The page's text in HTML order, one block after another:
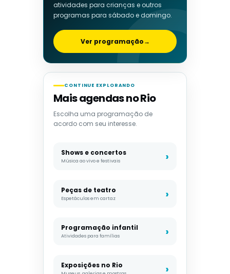
atividades para crianças e outros
programas para sábado e domingo.
Ver programação→
CONTINUE EXPLORANDO
Mais agendas no Rio
Escolha uma programação de
acordo com seu interesse.
Shows e concertos
Música ao vivo e festivais
Peças de teatro
Espetáculos em cartaz
Programação infantil
Atividades para famílias
Exposições no Rio